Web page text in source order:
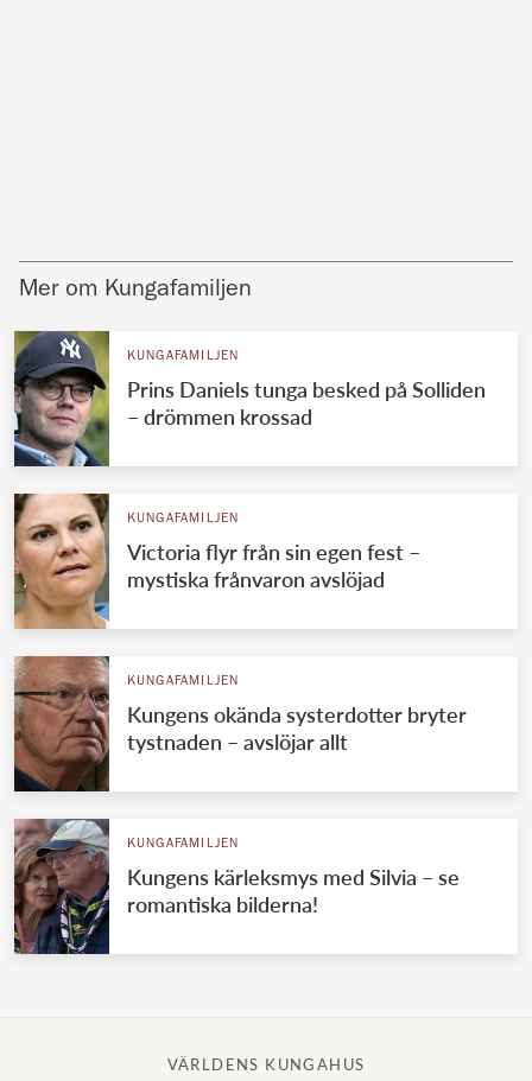
Mer om Kungafamiljen
KUNGAFAMILJEN
Prins Daniels tunga besked på Solliden
– drömmen krossad
KUNGAFAMILJEN
Victoria flyr från sin egen fest –
mystiska frånvaron avslöjad
KUNGAFAMILJEN
Kungens okända systerdotter bryter
tystnaden – avslöjar allt
KUNGAFAMILJEN
Kungens kärleksmys med Silvia – se
romantiska bilderna!
VÄRLDENS KUNGAHUS